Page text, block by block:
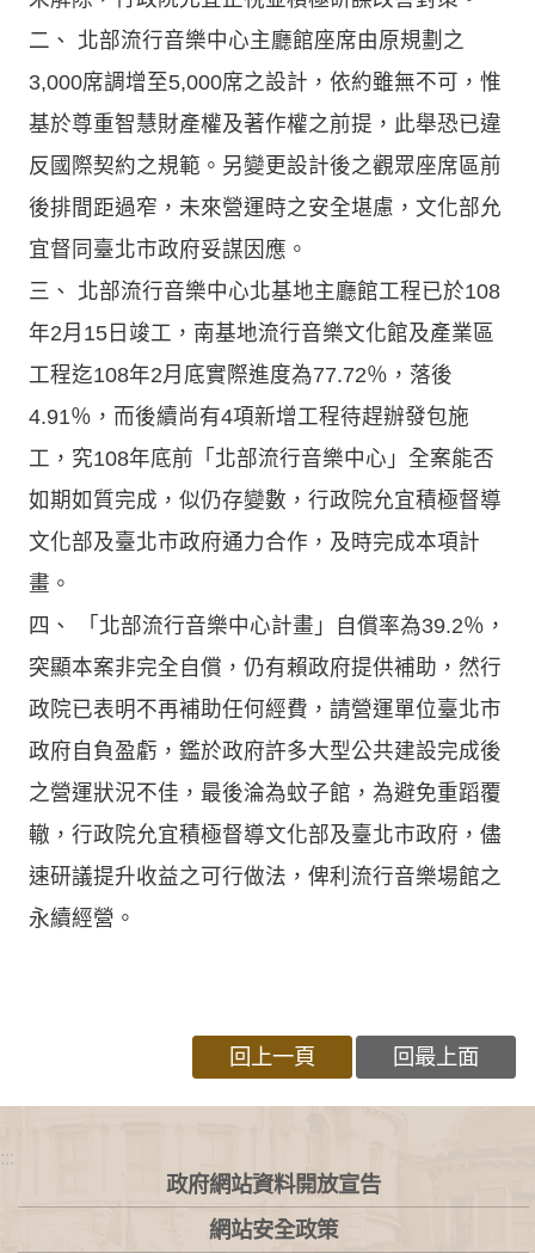
二、 北部流行音樂中心主廳館座席由原規劃之
3,000席調增至5,000席之設計，依約雖無不可，惟
基於尊重智慧財產權及著作權之前提，此舉恐已違
反國際契約之規範。另變更設計後之觀眾座席區前
後排間距過窄，未來營運時之安全堪慮，文化部允
宜督同臺北市政府妥謀因應。
三、 北部流行音樂中心北基地主廳館工程已於108
年2月15日竣工，南基地流行音樂文化館及產業區
工程迄108年2月底實際進度為77.72％，落後
4.91％，而後續尚有4項新增工程待趕辦發包施
工，究108年底前「北部流行音樂中心」全案能否
如期如質完成，似仍存變數，行政院允宜積極督導
文化部及臺北市政府通力合作，及時完成本項計
畫。
四、 「北部流行音樂中心計畫」自償率為39.2％，
突顯本案非完全自償，仍有賴政府提供補助，然行
政院已表明不再補助任何經費，請營運單位臺北市
政府自負盈虧，鑑於政府許多大型公共建設完成後
之營運狀況不佳，最後淪為蚊子館，為避免重蹈覆
轍，行政院允宜積極督導文化部及臺北市政府，儘
速研議提升收益之可行做法，俾利流行音樂場館之
永續經營。
回上一頁 回最上面
:::
政府網站資料開放宣告
網站安全政策